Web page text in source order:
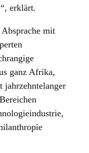
erklärt.
mit
ganz Afrika,
jahrzehntelanger